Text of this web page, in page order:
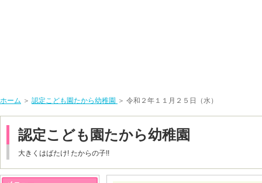
ホーム ＞ 認定こども園たから幼稚園 ＞ 令和２年１１月２５日（水）
認定こども園たから幼稚園
大きくはばたけ! たからの子!!